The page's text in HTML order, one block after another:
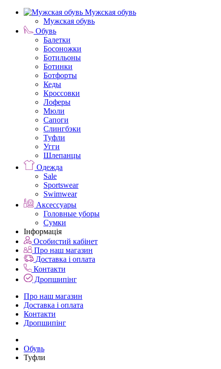
Мужская обувь
Мужская обувь
Обувь
Балетки
Босоножки
Ботильоны
Ботинки
Ботфорты
Кеды
Кроссовки
Лоферы
Мюли
Сапоги
Слингбэки
Туфли
Угги
Шлепанцы
Одежда
Sale
Sportswear
Swimwear
Аксессуары
Головные уборы
Сумки
Інформація
Особистий кабінет
Про наш магазин
Доставка і оплата
Контакти
Дропшипінг
Про наш магазин
Доставка і оплата
Контакти
Дропшипінг
Обувь
Туфли